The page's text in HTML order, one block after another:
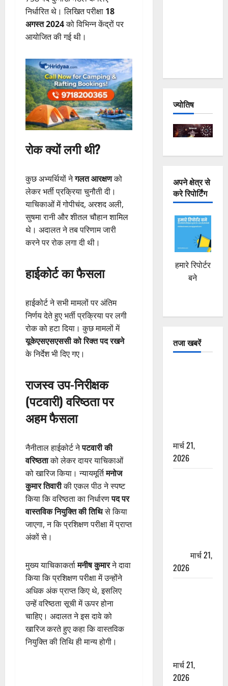
निर्धारित थे। लिखित परीक्षा 18
अगस्त 2024को विभिन्न केंद्रों पर
आयोजित की गई थी।
रोक क्यों लगी थी?
कुछ अभ्यर्थियों नेगलत आरक्षणको
लेकर भर्ती प्रक्रिया चुनौती दी।
याचिकाओं में गोपीचंद, अरशद अली,
सुषमा रानी और शीतल चौहान शामिल
थे। अदालत ने तब परिणाम जारी
करने पर रोक लगा दी थी।
हाईकोर्ट का फैसला
हाईकोर्ट ने सभी मामलों पर अंतिम
निर्णय देते हुए भर्ती प्रक्रिया पर लगी
रोक को हटा दिया। कुछ मामलों में
यूकेएसएसएससी को रिक्त पद रखने
के निर्देश भी दिए गए।
राजस्व उप-निरीक्षक
(पटवारी) वरिष्ठता पर
अहम फैसला
नैनीताल हाईकोर्ट नेपटवारी की
वरिष्ठताको लेकर दायर याचिकाओं
को खारिज किया। न्यायमूर्तिमनोज
कुमार तिवारीकी एकल पीठ ने स्पष्ट
किया कि वरिष्ठता का निर्धारणपद पर
वास्तविक नियुक्ति की तिथिसे किया
जाएगा, न कि प्रशिक्षण परीक्षा में प्राप्त
अंकों से।
मुख्य याचिकाकर्तामनीष कुमारने दावा
किया कि प्रशिक्षण परीक्षा में उन्होंने
अधिक अंक प्राप्त किए थे, इसलिए
उन्हें वरिष्ठता सूची में ऊपर होना
चाहिए। अदालत ने इस दावे को
खारिज करते हुए कहा कि वास्तविक
नियुक्ति की तिथि ही मान्य होगी।
ज्योतिष
अपने क्षेत्र से
करे रिपोर्टिंग
हमारे रिपोर्टर
बने
तजा खबरें
मार्च 21,
2026
मार्च 21,
2026
मार्च 21,
2026